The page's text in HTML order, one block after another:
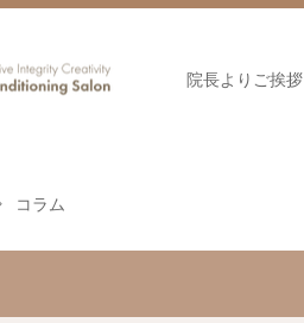
院長よりご挨拶
コラム